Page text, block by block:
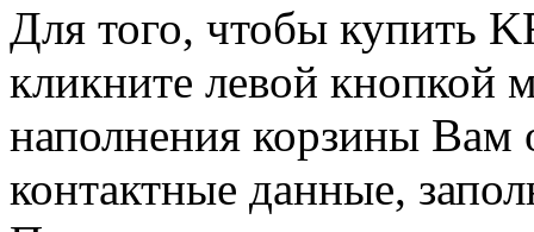
Для того, чтобы купить
кликните левой
наполнения корзины Вам
контактные данные,